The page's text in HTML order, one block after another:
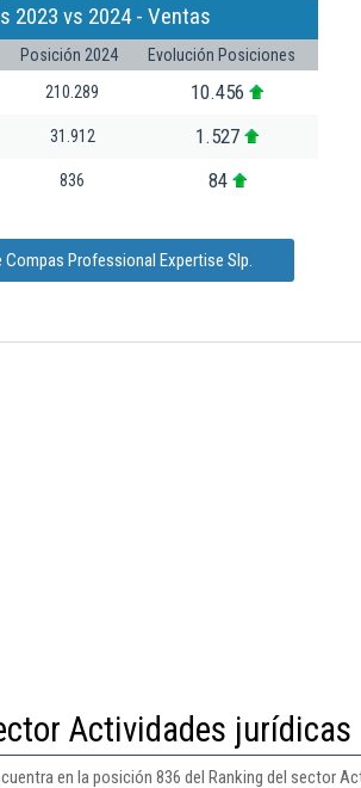
2023 vs 2024 - Ventas
Posición 2024
Evolución Posiciones
210.289 10.456
31.912 1.527
836 84
Professional Expertise Slp.
Actividades jurídicas
en la posición 836 del Ranking del sector